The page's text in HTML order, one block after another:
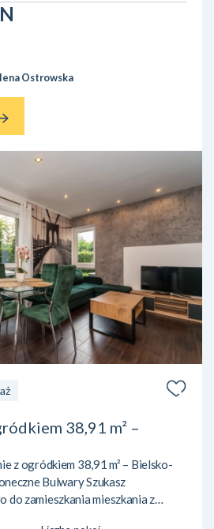
Dom o powierzchni 154 m² został
...
Ostrowska
38,91 m² –
z ogródkiem 38,91 m² – Bielsko-
Bulwary Szukasz
zamieszkania mieszkania z